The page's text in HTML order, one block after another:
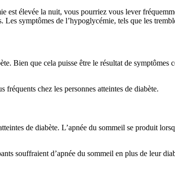
est élevée la nuit, vous pourriez vous lever
symptômes de l’hypoglycémie, tels que les
Bien que cela puisse être le résultat de
chez les personnes atteintes de diabète.
de diabète. L’apnée du sommeil se produit
souffraient d’apnée du sommeil en plus de leur